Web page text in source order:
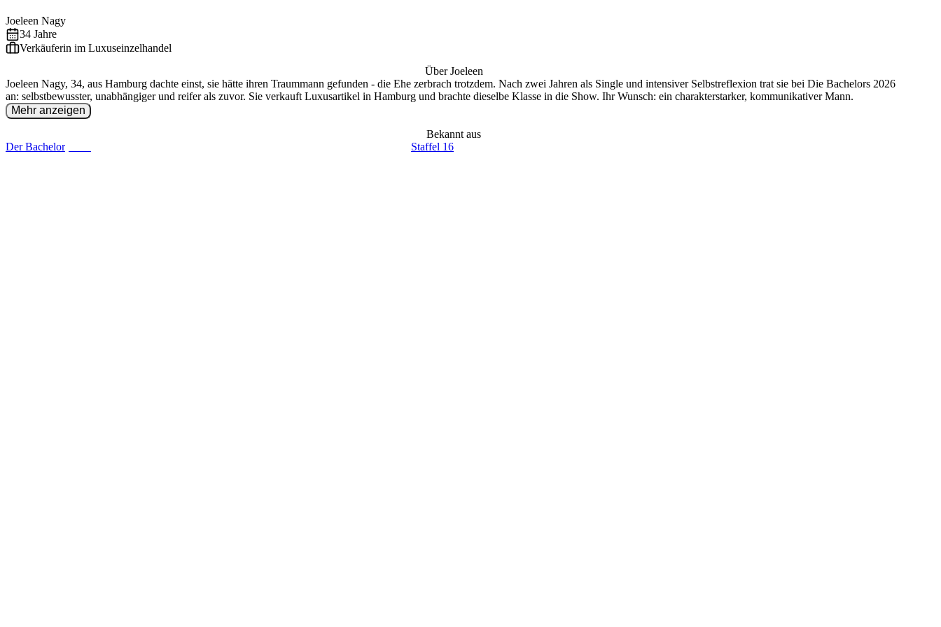
Joeleen Nagy
34 Jahre
Verkäuferin im Luxuseinzelhandel
ÜberJoeleen
Joeleen Nagy, 34, aus Hamburg dachte einst, sie hätte ihren Traummann gefunden - die Ehe zerbrach trotzdem. Nach zwei Jahren als Single und intensiver Selbstreflexion trat sie bei Die Bachelors 2026
an: selbstbewusster, unabhängiger und reifer als zuvor. Sie verkauft Luxusartikel in Hamburg und brachte dieselbe Klasse in die Show. Ihr Wunsch: ein charakterstarker, kommunikativer Mann.
Mehr anzeigen
Bekannt aus
Der Bachelor
Staffel 16